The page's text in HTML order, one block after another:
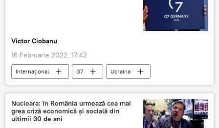
Victor Ciobanu
16 Februarie 2022, 17:42
Internaţional G7
Ucraina
Germania
Nucleara: în România urmează cea mai
grea criză economică și socială din
ultimii 30 de ani